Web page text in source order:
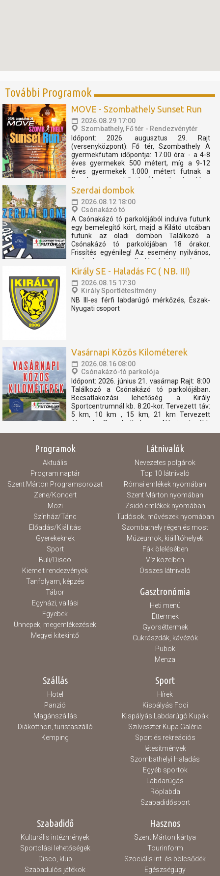
További Programok
MOVE - Szombathely Sunset Run
2026.08.29 17:00
Szombathely, Fő tér - Rendezvénytér
Időpont: 2026. augusztus 29. Rajt
(versenyközpont): Fő tér, Szombathely A
gyermekfutam időpontja: 17.00 óra: - a 4-8
éves gyermekek 500 métert, míg a 9-12
éves gyermekek 1.000 métert futnak a
Cosplay szuperhősök (Amerika kapitány,
Thor, Pókember, Venom) műsorát, és a velük
Szerdai dombok
2026.08.12 18:00
Csónakázó tó
A Csónakázó tó parkolójából indulva futunk
egy bemelegítő kört, majd a Kilátó utcában
futunk az oladi dombon Találkozó a
Csónakázó tó parkolójában 18 órakor.
Frissítés egyénileg! Az esemény nyilvános,
szabadon megosztható, bárkit szívesen
látunk. Az eseményen résztvevők
elfogadják, hogy az eseményről...
Király SE - Haladás FC ( NB. III)
2026.08.15 17:30
Király Sportlétesítmény
NB III-es férfi labdarúgó mérkőzés, Észak-
Nyugati csoport
Vasárnapi Közös Kilométerek
2026.08.16 08:00
Csónakázó-tó parkolója
Időpont: 2026. június 21. vasárnap Rajt: 8:00
Találkozó a Csónakázó tó parkolójában.
Becsatlakozási lehetőség a Király
Sportcentrumnál kb. 8:20-kor. Tervezett táv:
5 km, 10 km , 15 km, 21 km Tervezett
útvonal: Szombathely - Nárai -tovább
Programok
Aktuális
Program naptár
Szent Márton Programsorozat
Zene/Koncert
Mozi
Színház/Tánc
Előadás/Kiállítás
Gyerekeknek
Sport
Buli/Disco
Kiemelt rendezvények
Tanfolyam, képzés
Tábor
Egyházi, vallási
Egyebek
Ünnepek, megemlékezések
Megyei kitekintő
Látnivalók
Nevezetes polgárok
Top 10 látnivaló
Római emlékek nyomában
Szent Márton nyomában
Zsidó emlékek nyomában
Tudósok, művészek nyomában
Szombathely régen és most
Múzeumok, kiállítóhelyek
Fák ölelésében
Víz közelben
Összes látnivaló
Gasztronómia
Heti menü
Éttermek
Gyorséttermek
Cukrászdák, kávézók
Pubok
Menza
Szállás
Hotel
Panzió
Magánszállás
Diákotthon, turistaszálló
Kemping
Sport
Hírek
Kispályás Foci
Kispályás Labdarúgó Kupák
Szilveszter Kupa Galéria
Sport és rekreációs
létesítmények
Szombathelyi Haladás
Egyéb sportok
Labdarúgás
Röplabda
Szabadidősport
Szabadidő
Kulturális intézmények
Sportolási lehetőségek
Disco, klub
Szabadulós játékok
Hasznos
Szent Márton kártya
Tourinform
Szociális int. és bölcsődék
Egészségügy